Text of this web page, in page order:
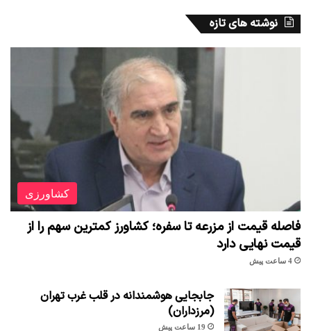
نوشته های تازه
کشاورزی
فاصله قیمت از مزرعه تا سفره؛ کشاورز کمترین سهم را از
قیمت نهایی دارد
4 ساعت پیش
جابجایی هوشمندانه در قلب غرب تهران
(مرزداران)
19 ساعت پیش